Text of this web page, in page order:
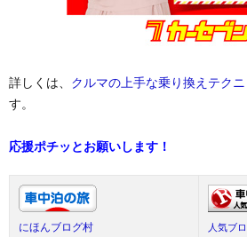
詳しくは、 クルマの上手な乗り換えテクニ
す。
応援ポチッとお願いします！
にほんブログ村 人気ブ